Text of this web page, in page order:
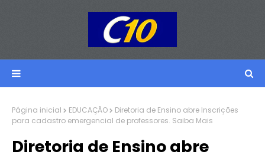
Página inicial EDUCAÇÃO
Diretoria de Ensino abre Inscrições
para cadastro emergencial de professores. Saiba Mais
Diretoria de Ensino abre